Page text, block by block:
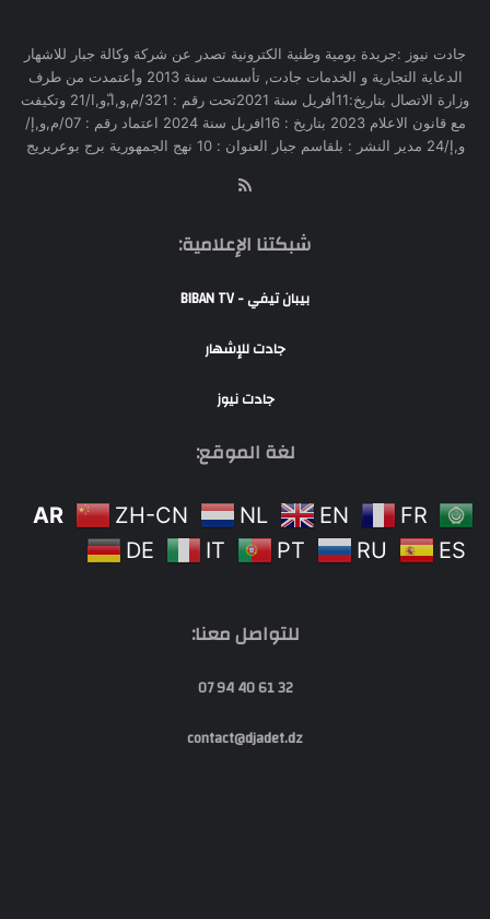
جادت نيوز :جريدة يومية وطنية الكترونية تصدر عن شركة وكالة جبار للاشهار
الدعاية التجارية و الخدمات جادت, تأسست سنة 2013 وأعتمدت من طرف
وزارة الاتصال بتاريخ:11أفريل سنة 2021تحت رقم : 321/م,و,ا,ّو,ا/21 وتكيفت
مع قانون الاعلام 2023 بتاريخ : 16افريل سنة 2024 اعتماد رقم : 07/م,و,إ/
و,إ/24 مدير النشر : بلقاسم جبار العنوان : 10 نهج الجمهورية برج بوعريريج
شبكتنا الإعلامية:
بيبان تيفي - BIBAN TV
جادت للإشهار
جادت نيوز
لغة الموقع:
AR ZH-CN NL EN
FR
DE
IT PT RU ES
للتواصل معنا:
32 61 40 94 07
contact@djadet.dz